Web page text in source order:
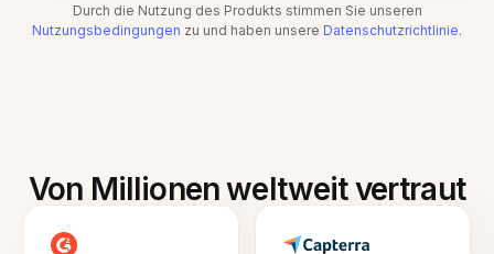
Durch die Nutzung des Produkts stimmen Sie unseren
Nutzungsbedingungen zu und haben unsere Datenschutzrichtlinie.
Von Millionen weltweit vertraut